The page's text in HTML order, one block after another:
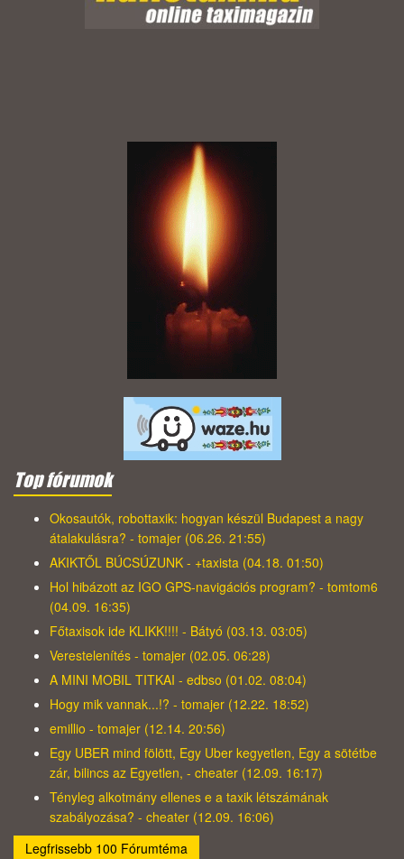
Top fórumok
Okosautók, robottaxik: hogyan készül Budapest a nagy
átalakulásra? - tomajer (06.26. 21:55)
AKIKTŐL BÚCSÚZUNK - +taxista (04.18. 01:50)
Hol hibázott az IGO GPS-navigációs program? - tomtom6
(04.09. 16:35)
Főtaxisok ide KLIKK!!!! - Bátyó (03.13. 03:05)
Verestelenítés - tomajer (02.05. 06:28)
A MINI MOBIL TITKAI - edbso (01.02. 08:04)
Hogy mik vannak...!? - tomajer (12.22. 18:52)
emillio - tomajer (12.14. 20:56)
Egy UBER mind fölött, Egy Uber kegyetlen, Egy a sötétbe
zár, bilincs az Egyetlen, - cheater (12.09. 16:17)
Tényleg alkotmány ellenes e a taxik létszámának
szabályozása? - cheater (12.09. 16:06)
Legfrissebb 100 Fórumtéma